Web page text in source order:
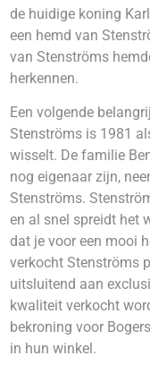
de huidige koning
een hemd van
van Stenströms
herkennen.
Een volgende
Stenströms is 1981
wisselt. De familie
nog eigenaar zijn,
Stenströms.
en al snel spreidt het
dat je voor een mooi
verkocht Stenströms
uitsluitend aan
kwaliteit verkocht
bekroning voor
in hun winkel.